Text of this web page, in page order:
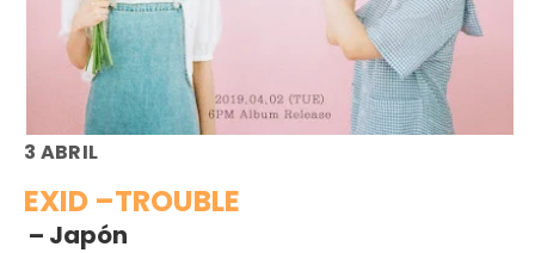
3 ABRIL
EXID –TROUBLE
– Japón